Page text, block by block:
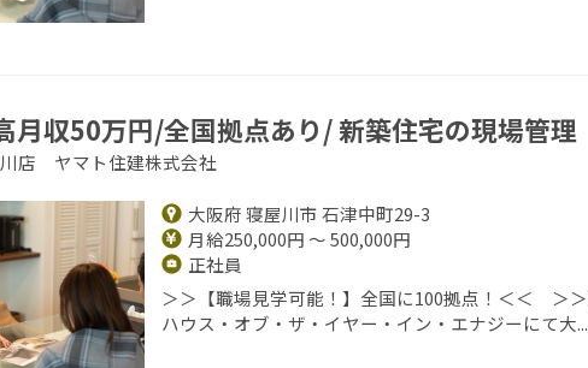
月収50万円/全国拠点あり/ 新築住宅の現場管理
店 ヤマト住建株式会社
大阪府 寝屋川市 石津中町29-3
月給250,000円 ～ 500,000円
正社員
＞＞【職場見学可能！】全国に100拠点！＜＜ ＞
ハウス・オブ・ザ・イヤー・イン・エナジーにて大...